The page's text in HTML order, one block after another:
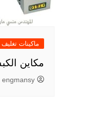
ماكينات تغليف
مكاين
engmansy